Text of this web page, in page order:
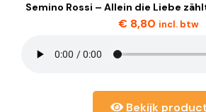
Semino Rossi – Allein die Liebe
€ 8,80 incl. btw
Bekijk product